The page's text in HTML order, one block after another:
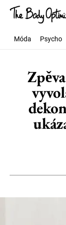
Móda Psycho